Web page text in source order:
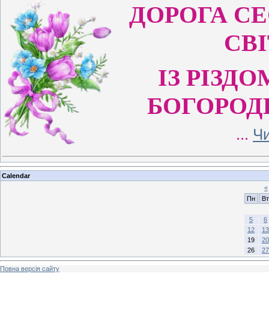
ДОРОГА
ІЗ
...
Calendar
«
Пн
Вт
5
6
12
13
19
20
26
27
Повна версія сайту